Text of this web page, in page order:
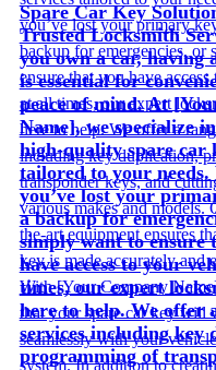
Spare Car Key
Trusted Locksmith
you own a car, having
is essential for
peace of mind. At
Name], we specialize
high-quality spare car
tailored to your needs.
you’ve lost your
a backup for
simply want to ensure
have access to your
times, our expert
here to help. We offer
services including key
programming of